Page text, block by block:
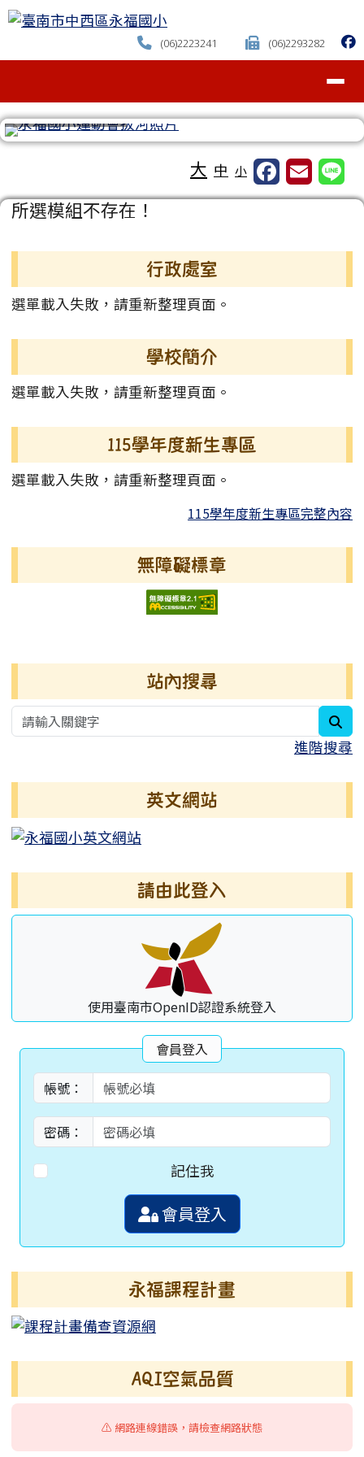
跳至主內容區
臺南市中西區永福國小
(06)2223241 (06)2293282
大 中 小
主內容區域
所選模組不存在！
行政處室
選單載入失敗，請重新整理頁面。
學校簡介
選單載入失敗，請重新整理頁面。
115學年度新生專區
選單載入失敗，請重新整理頁面。
115學年度新生專區完整內容
無障礙標章
站內搜尋
進階搜尋
英文網站
請由此登入
使用臺南市OpenID認證系統登入
會員登入
帳號：
密碼：
記住我
會員登入
永福課程計畫
AQI空氣品質
⚠️ 網路連線錯誤，請檢查網路狀態
頁尾區域